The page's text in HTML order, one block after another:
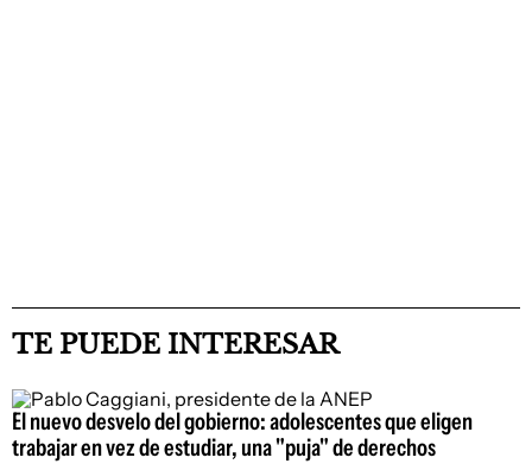
TE PUEDE INTERESAR
El nuevo desvelo del gobierno: adolescentes que eligen
trabajar en vez de estudiar, una "puja" de derechos